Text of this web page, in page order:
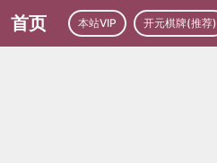
首页 本站VIP 开元棋牌(推荐)